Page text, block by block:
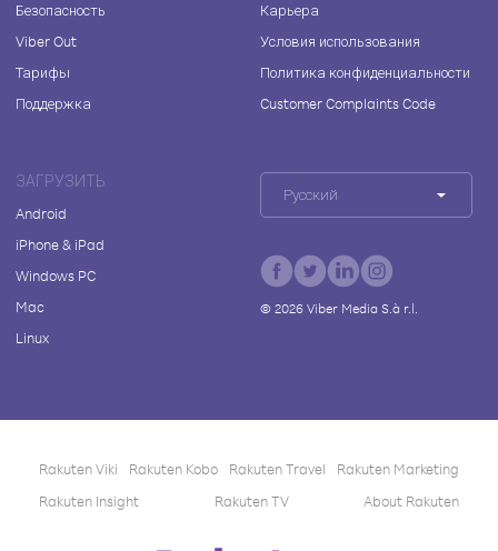
Безопасность
Viber Out
Тарифы
Поддержка
Карьера
Условия использования
Политика конфиденциальности
Customer Complaints Code
ЗАГРУЗИТЬ
Android
iPhone & iPad
Windows PC
Mac
Linux
Русский
© 2026Viber Media S.à r.l.
Rakuten Viki Rakuten Kobo Rakuten Travel
Rakuten Marketing
Rakuten Insight
Rakuten TV About Rakuten